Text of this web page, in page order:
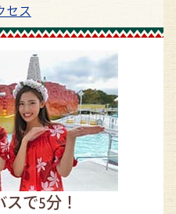
セス
で5分！